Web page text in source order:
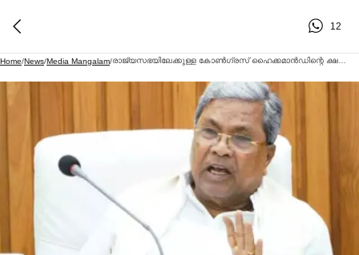
12
Home/News/Media Mangalam/